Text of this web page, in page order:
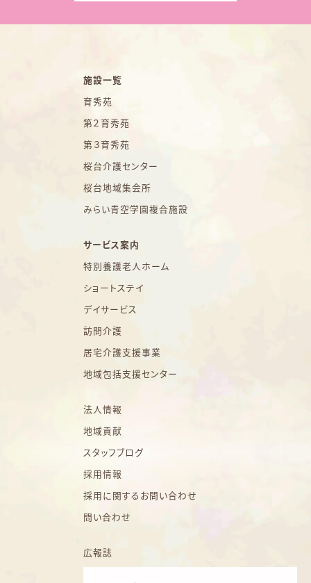
施設一覧
育秀苑
第２育秀苑
第３育秀苑
桜台介護センター
桜台地域集会所
みらい青空学園複合施設
サービス案内
特別養護老人ホーム
ショートステイ
デイサービス
訪問介護
居宅介護支援事業
地域包括支援センター
法人情報
地域貢献
スタッフブログ
採用情報
採用に関するお問い合わせ
問い合わせ
広報誌